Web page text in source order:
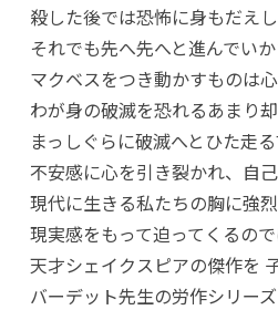
殺した後では恐怖に身もだえし
それでも先へ先へと進んでい
マクベスをつき動かすものは心
わが身の破滅を恐れるあまり却
まっしぐらに破滅へとひた走る
不安感に心を引き裂かれ、自
現代に生きる私たちの胸に強
現実感をもって迫ってくるので
天才シェイクスピアの傑作を
バーデット先生の労作シリーズ